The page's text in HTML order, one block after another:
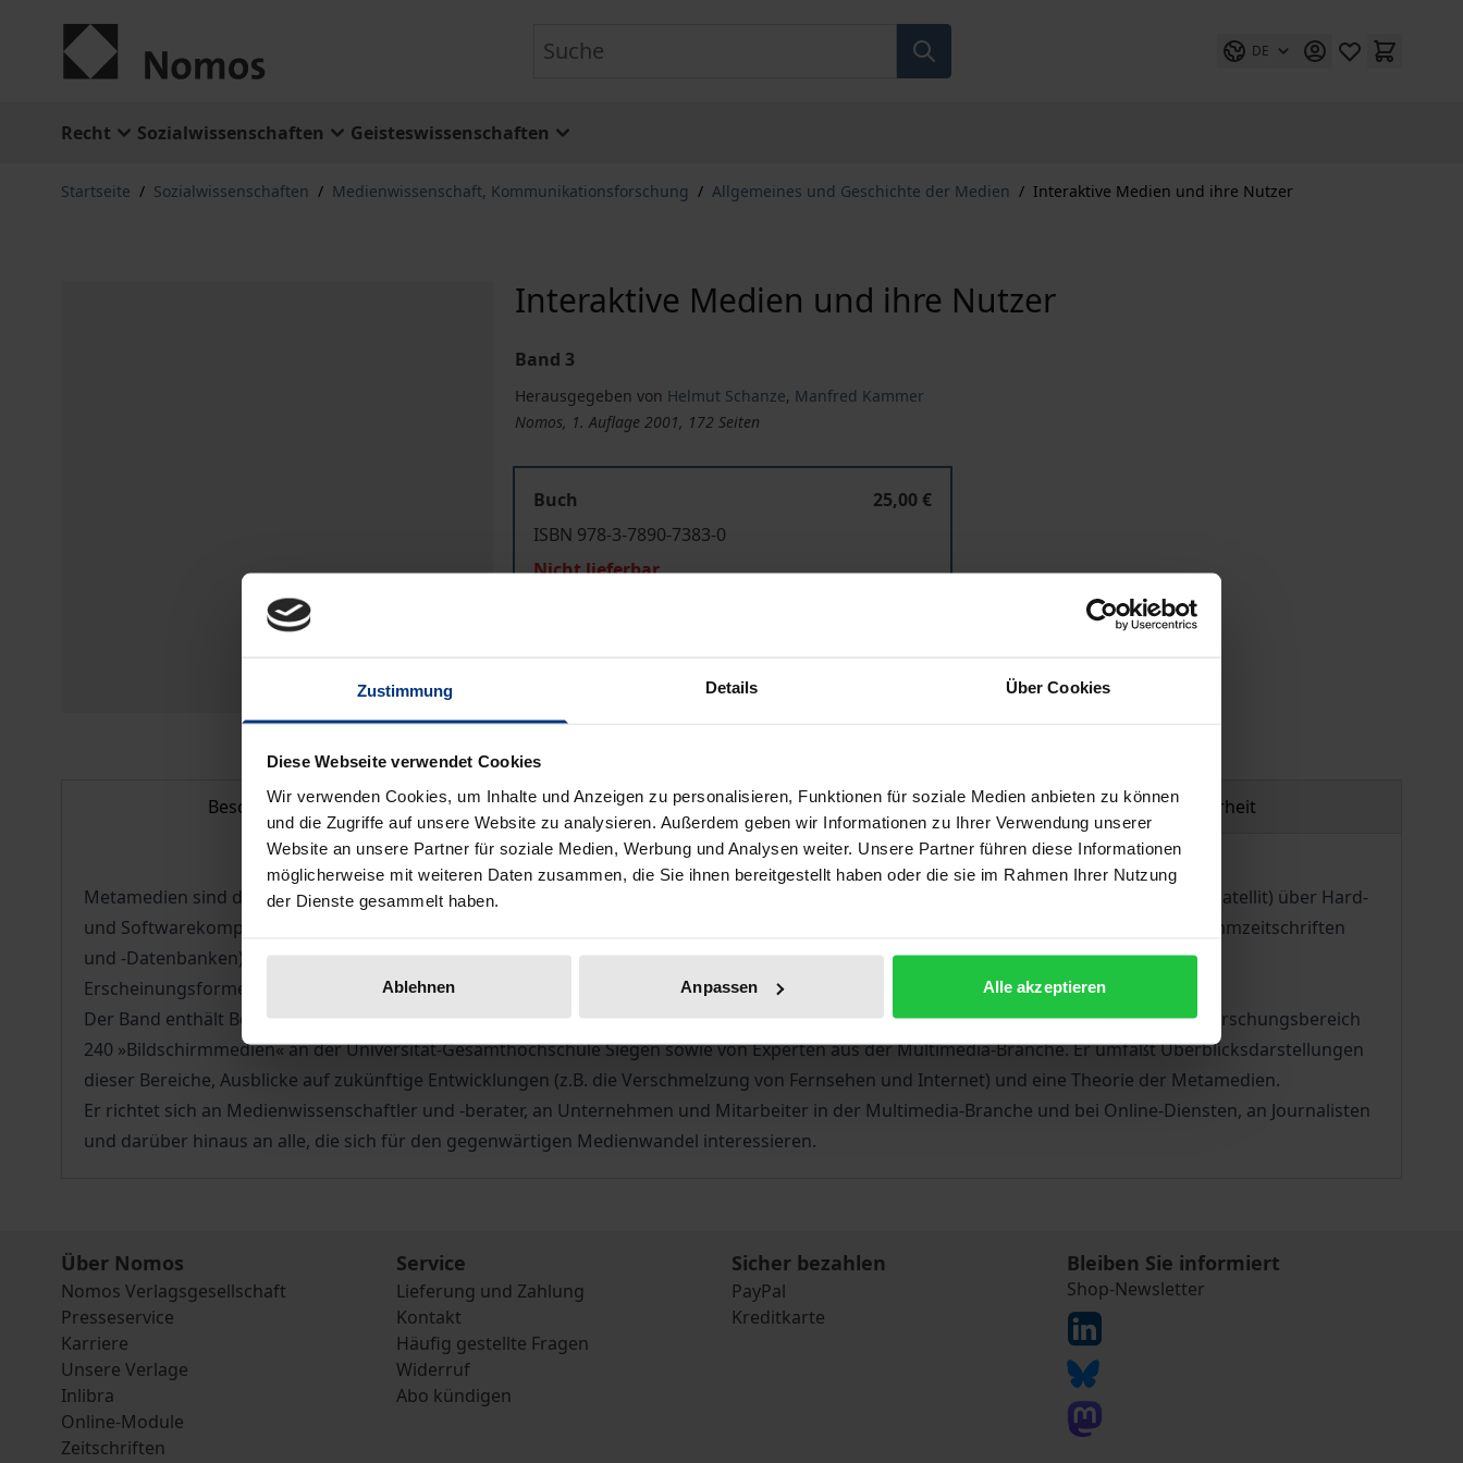
Zustimmung Details Über Cookies
Diese Webseite verwendet Cookies
Wir verwenden Cookies, um Inhalte und Anzeigen zu personalisieren, Funktionen für soziale Medien anbieten zu können
und die Zugriffe auf unsere Website zu analysieren. Außerdem geben wir Informationen zu Ihrer Verwendung unserer
Website an unsere Partner für soziale Medien, Werbung und Analysen weiter. Unsere Partner führen diese Informationen
möglicherweise mit weiteren Daten zusammen, die Sie ihnen bereitgestellt haben oder die sie im Rahmen Ihrer Nutzung
der Dienste gesammelt haben.
Ablehnen Anpassen Alle akzeptieren
DE
Recht Sozialwissenschaften Geisteswissenschaften
Startseite / Sozialwissenschaften / Medienwissenschaft, Kommunikationsforschung / Allgemeines und Geschichte der Medien / Interaktive Medien und ihre Nutzer
Interaktive Medien und ihre Nutzer
Band 3
Herausgegeben von Helmut Schanze, Manfred Kammer
Nomos, 1. Auflage 2001, 172 Seiten
Buch
25,00 €
ISBN 978-3-7890-7383-0
Nicht lieferbar
Hinweise zu Versandkosten
Beschreibung Bibliografische Angaben Produktsicherheit
Metamedien sind digitale Zugangsmedien zu digitalen Medieninhalten. Ihr Spektrum reicht vom technischen Übertragungsweg (z.B. per Satellit) über Hard-
und Softwarekomponenten (z.B. Decoder für digitales Fernsehen, Internet-Browser) bis zum Orientierungswerkzeug (z.B. Online-Programmzeitschriften
und -Datenbanken). Metamedien kommt im gegenwärtigen Prozess der Medienentwicklung wachsende Bedeutung zu, da sie in all ihren
Erscheinungsformen die Schnittstellen zwischen den Nutzern und den eigentlichen Medieninhalten bilden.
Der Band enthält Beiträge von Mitarbeitern und Mitarbeiterinnen des Forschungsprojekts »Interaktive Mediennutzung« im DFG-Sonderforschungsbereich
240 »Bildschirmmedien« an der Universität-Gesamthochschule Siegen sowie von Experten aus der Multimedia-Branche. Er umfaßt Überblicksdarstellungen
dieser Bereiche, Ausblicke auf zukünftige Entwicklungen (z.B. die Verschmelzung von Fernsehen und Internet) und eine Theorie der Metamedien.
Er richtet sich an Medienwissenschaftler und -berater, an Unternehmen und Mitarbeiter in der Multimedia-Branche und bei Online-Diensten, an Journalisten
und darüber hinaus an alle, die sich für den gegenwärtigen Medienwandel interessieren.
Über Nomos
Nomos Verlagsgesellschaft
Presseservice
Karriere
Unsere Verlage
Inlibra
Online-Module
Zeitschriften
Service
Lieferung und Zahlung
Kontakt
Häufig gestellte Fragen
Widerruf
Abo kündigen
Sicher bezahlen
PayPal
Kreditkarte
Bleiben Sie informiert
Shop-Newsletter